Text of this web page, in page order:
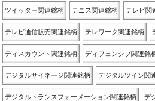
ツイッター関連銘柄 テニス関連銘柄 テレビ関
テレビ通信販売関連銘柄 テレワーク関連銘柄
ディスカウント関連銘柄 ディフェンシブ関連銘
デジタルサイネージ関連銘柄 デジタルツイン関
デジタルトランスフォーメーション関連銘柄 デ